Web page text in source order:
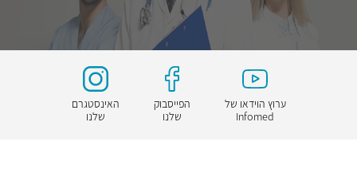
ערוץ הוידאו של
Infomed
הפייסבוק
שלנו
האינסטגרם
שלנו